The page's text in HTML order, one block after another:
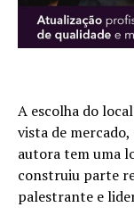
A escolha do
vista de
autora tem uma
construiu parte
palestrante e